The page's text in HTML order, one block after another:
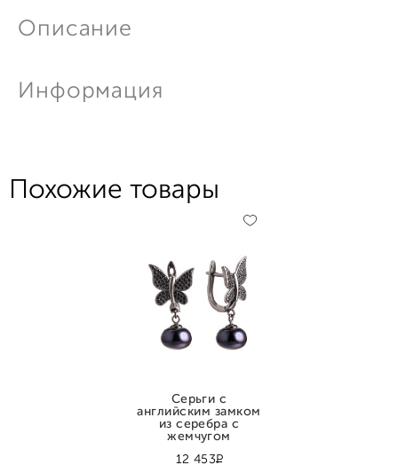
Описание
Информация
Похожие товары
12 453Р
Серьги с
английским замком
из серебра с
жемчугом